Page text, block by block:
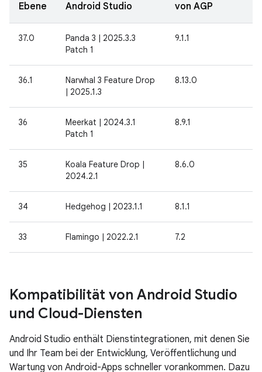
Ebene
Android Studio
von AGP
37.0
Panda 3 | 2025.3.3
Patch 1
9.1.1
36.1
Narwhal 3 Feature Drop
| 2025.1.3
8.13.0
36
Meerkat | 2024.3.1
Patch 1
8.9.1
35
Koala Feature Drop |
2024.2.1
8.6.0
34 Hedgehog | 2023.1.1 8.1.1
33 Flamingo | 2022.2.1 7.2
Kompatibilität von Android Studio
und Cloud-Diensten
Android Studio enthält Dienstintegrationen, mit denen Sie
und Ihr Team bei der Entwicklung, Veröffentlichung und
Wartung von Android-Apps schneller vorankommen. Dazu